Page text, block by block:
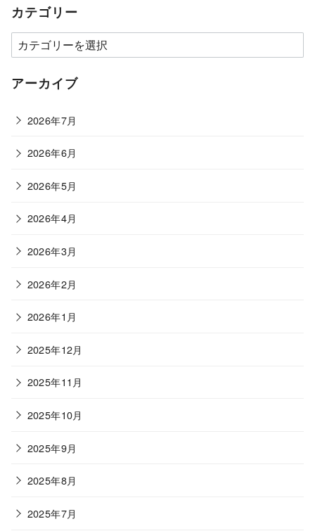
カテゴリー
カ
テ
ゴ
ー
アーカイブ
2026年7月
2026年6月
2026年5月
2026年4月
2026年3月
2026年2月
2026年1月
2025年12月
2025年11月
2025年10月
2025年9月
2025年8月
2025年7月